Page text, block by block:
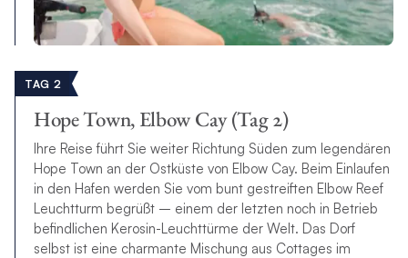
TAG 2
Hope Town, Elbow Cay (Tag 2)
Ihre Reise führt Sie weiter Richtung Süden zum legendären
Hope Town an der Ostküste von Elbow Cay. Beim Einlaufen
in den Hafen werden Sie vom bunt gestreiften Elbow Reef
Leuchtturm begrüßt – einem der letzten noch in Betrieb
befindlichen Kerosin-Leuchttürme der Welt. Das Dorf
selbst ist eine charmante Mischung aus Cottages im